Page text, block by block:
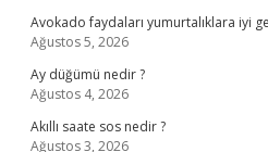
Avokado faydaları yumurtalıklara iyi
Ağustos 5, 2026
Ay düğümü nedir ?
Ağustos 4, 2026
Akıllı saate sos nedir ?
Ağustos 3, 2026